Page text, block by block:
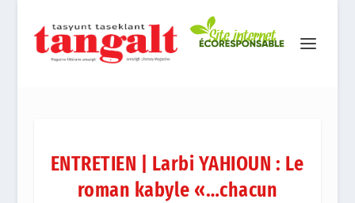
ENTRETIEN | Larbi YAHIOUN : Le
roman kabyle «…chacun